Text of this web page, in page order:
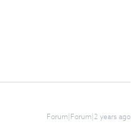
Forum|Forum|2 years ago